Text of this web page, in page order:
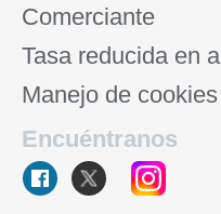
Comerciante
Tasa reducida en
Manejo de cookies
Encuéntranos